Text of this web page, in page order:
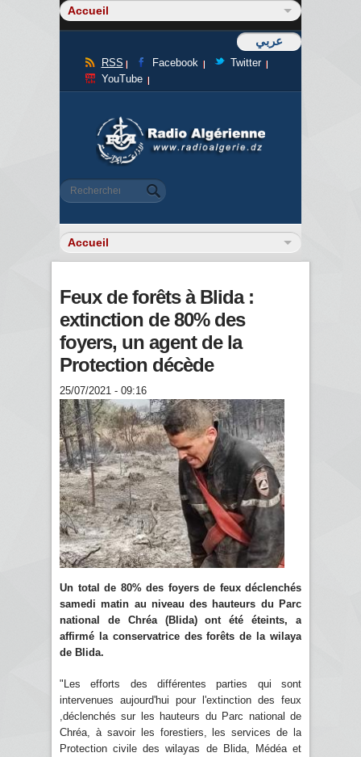
عربي
RSS Facebook
Twitter
YouTube
Formulaire de recherche
Rechercher
Feux de forêts à Blida :
extinction de 80% des
foyers, un agent de la
Protection décède
25/07/2021 - 09:16
Un total de 80% des foyers de feux déclenchés
samedi matin au niveau des hauteurs du Parc
national de Chréa (Blida) ont été éteints, a
affirmé la conservatrice des forêts de la wilaya
de Blida.
"Les efforts des différentes parties qui sont
intervenues aujourd'hui pour l'extinction des feux
,déclenchés sur les hauteurs du Parc national de
Chréa, à savoir les forestiers, les services de la
Protection civile des wilayas de Blida, Médéa et